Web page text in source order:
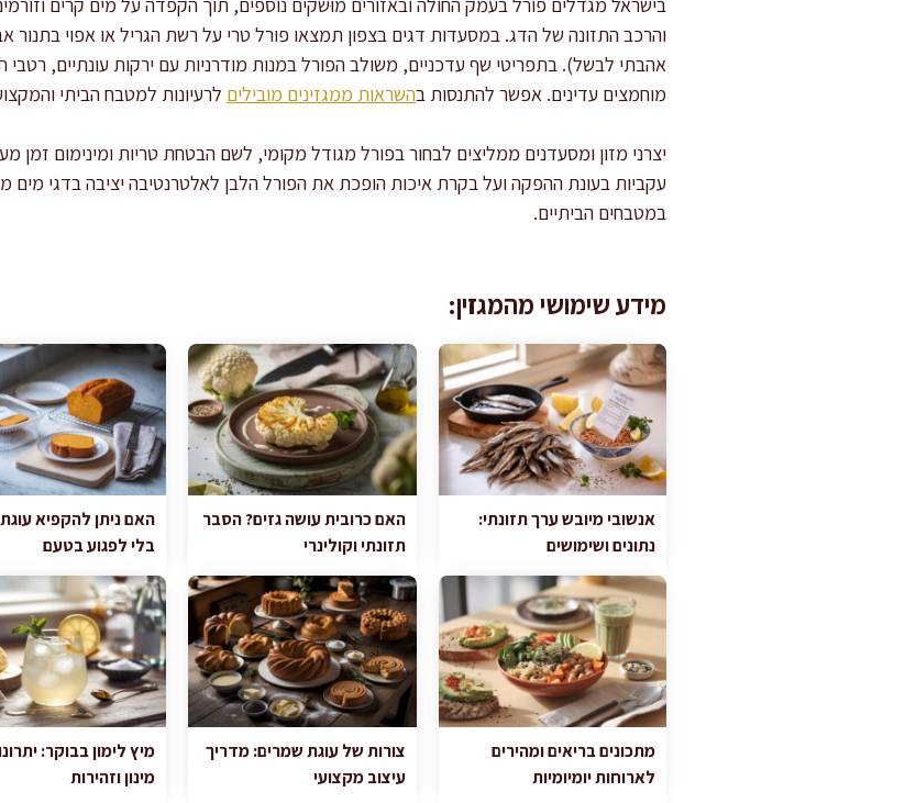
והרכב התזונה של הדג. במסעדות דגים בצפון תמצאו פורל טרי על רשת הגריל או אפוי בתנור
אהבתי לבשל). בתפריטי שף עדכניים, משולב הפורל במנות מודרניות עם ירקות עונתיים, רטבי
מוחמצים עדינים. אפשר להתנסות בהשראות ממגזינים מובילים לרעיונות למטבח הביתי
יצרני מזון ומסעדנים ממליצים לבחור בפורל מגודל מקומי, לשם הבטחת טריות ומינימום זמן
במטבחים הביתיים.
מידע שימושי מהמגזין:
אנשובי מיובש ערך תזונתי:
נתונים ושימושים
האם כרובית עושה גזים? הסבר
תזונתי וקולינרי
האם ניתן להקפיא
בלי לפגוע בטעם
מתכונים בריאים ומהירים
לארוחות יומיומיות
צורות של עוגת שמרים: מדריך
עיצוב מקצועי
מיץ לימון בבוקר:
מינון וזהירות